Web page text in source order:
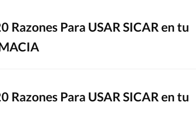
Razones Para USAR SICAR en tu
Razones Para USAR SICAR en tu